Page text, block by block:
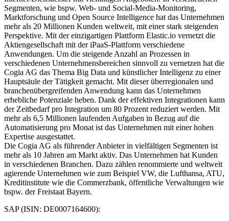
Segmenten, wie bspw. Web- und Social-Media-Monitoring,
Marktforschung und Open Source Intelligence hat das Unternehmen
mehr als 20 Millionen Kunden weltweit, mit einer stark steigenden
Perspektive. Mit der einzigartigen Plattform Elastic.io vernetzt die
Aktiengesellschaft mit der iPaaS-Plattform verschiedene
Anwendungen. Um die steigende Anzahl an Prozessen in
verschiedenen Unternehmensbereichen sinnvoll zu vernetzen hat die
Cogia AG das Thema Big Data und künstlicher Intelligenz zu einer
Hauptsäule der Tätigkeit gemacht. Mit dieser überregionalen und
branchenübergreifenden Anwendung kann das Unternehmen
erhebliche Potenziale heben. Dank der effektiven Integrationen kann
der Zeitbedarf pro Integration um 80 Prozent reduziert werden. Mit
mehr als 6,5 Millionen laufenden Aufgaben in Bezug auf die
Automatisierung pro Monat ist das Unternehmen mit einer hohen
Expertise ausgestattet.
Die Cogia AG als führender Anbieter in vielfältigen Segmenten ist
mehr als 10 Jahren am Markt aktiv. Das Unternehmen hat Kunden
in verschiedenen Branchen. Dazu zählen renommierte und weltweit
agierende Unternehmen wie zum Beispiel VW, die Lufthansa, ATU,
Kreditinstitute wie die Commerzbank, öffentliche Verwaltungen wie
bspw. der Freistaat Bayern.
SAP (ISIN: DE0007164600):